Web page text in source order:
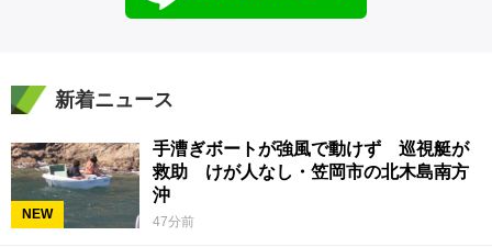
新着ニュース
NEW
手漕ぎボートが強風で動けず 巡視艇が
救助 けが人なし・笠岡市の北木島南方
沖
47分前